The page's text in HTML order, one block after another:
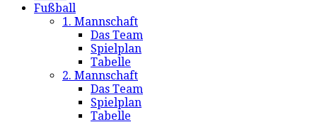
Fußball
1. Mannschaft
Das Team
Spielplan
Tabelle
2. Mannschaft
Das Team
Spielplan
Tabelle